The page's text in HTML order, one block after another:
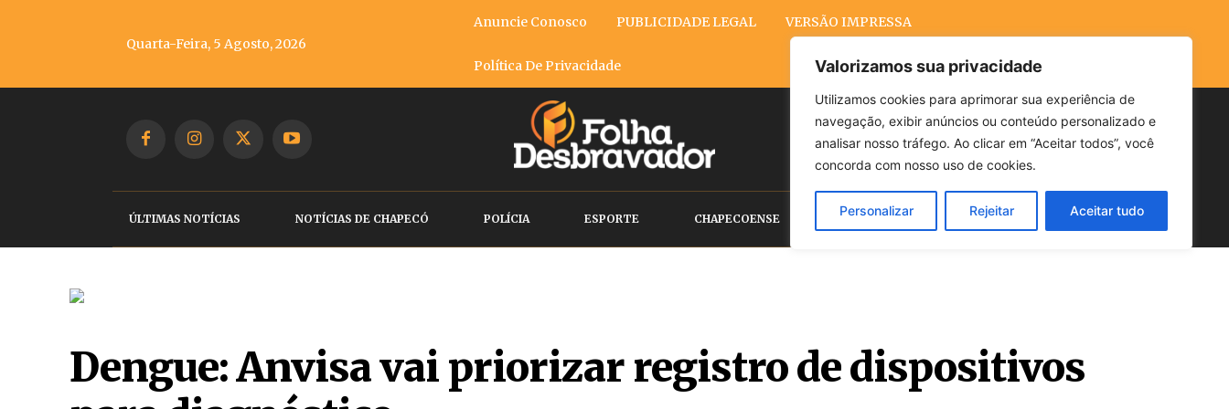
Valorizamos sua privacidade
Utilizamos cookies para aprimorar sua experiência de
navegação, exibir anúncios ou conteúdo personalizado e
analisar nosso tráfego. Ao clicar em “Aceitar todos”, você
concorda com nosso uso de cookies.
Personalizar Rejeitar Aceitar tudo
Quarta-Feira, 5 Agosto, 2026
Anuncie Conosco PUBLICIDADE LEGAL VERSÃO IMPRESSA
Política De Privacidade
Buscar
ÚLTIMAS NOTÍCIAS NOTÍCIAS DE CHAPECÓ POLÍCIA ESPORTE CHAPECOENSE POLÍTICA CLIMA ECONOMIA
Dengue: Anvisa vai priorizar registro de dispositivos